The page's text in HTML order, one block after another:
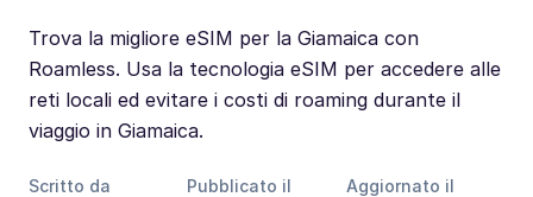
Trova la migliore eSIM per la Giamaica con
Roamless. Usa la tecnologia eSIM per accedere alle
reti locali ed evitare i costi di roaming durante il
viaggio in Giamaica.
Scritto da
Pubblicato il
Aggiornato il